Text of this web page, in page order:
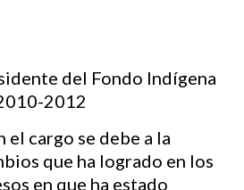
el cargo se debe a la
que ha logrado en los
en que ha estado